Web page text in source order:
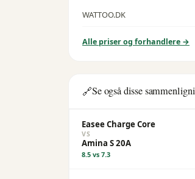
WATTOO.DK
Alle priser og forhandlere →
🔗Se også disse
Easee Charge Core
VS
Amina S 20A
8.5 vs 7.3